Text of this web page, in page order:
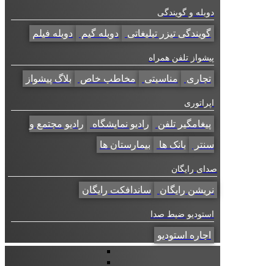
دوبله و گویندگی
گویندگی تیزر تبلیغاتی دوبله گیم دوبله فیلم
پیشواز تلفن همراه
تجاری مناسبتی مخاطب خاص بلاگ پیشواز
اپراتوری
پیغامگیر تلفن رادیو نمایشگاه
رادیو مجتمع و
سنتر
بانک ها بیمارستان ها
صدای رایگان
نریشن رایگان ساندافکت رایگان
استودیو ضبط صدا
اجاره استودیو